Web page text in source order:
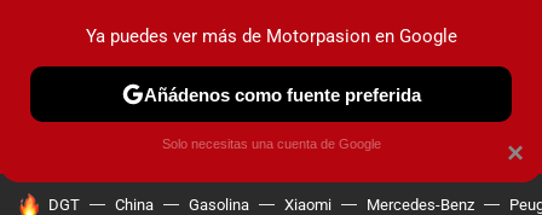
PRUEBAS COCHES ELÉCTRICOS OBSERVATORIO
HOY SE HABLA DE
DGT China Gasolina Xiaomi Mercedes-Benz
×
Ya puedes ver más de Motorpasion en Google
Añádenos como fuente preferida
Solo necesitas una cuenta de Google